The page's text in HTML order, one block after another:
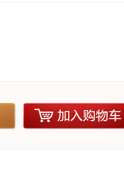
加入购物车